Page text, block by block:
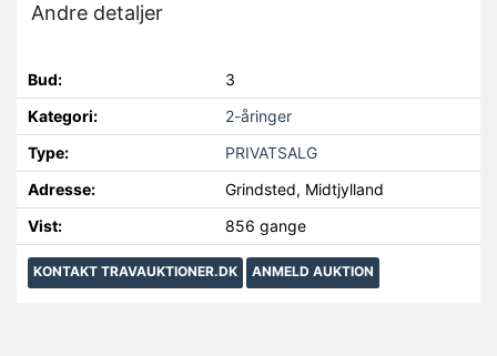
Andre detaljer
Bud:
3
Kategori:
2-åringer
Type:
PRIVATSALG
Adresse:
Grindsted, Midtjylland
Vist:
856 gange
KONTAKT TRAVAUKTIONER.DK ANMELD AUKTION